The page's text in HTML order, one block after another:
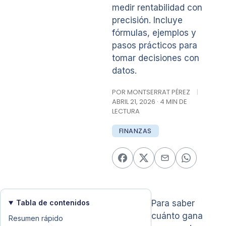
medir rentabilidad con
precisión. Incluye
fórmulas, ejemplos y
pasos prácticos para
tomar decisiones con
datos.
POR MONTSERRAT PÉREZ
|
ABRIL 21, 2026 · 4 MIN DE
LECTURA
FINANZAS
Tabla de contenidos
Resumen rápido
Para saber
cuánto gana